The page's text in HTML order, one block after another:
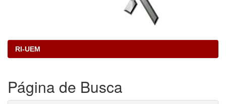
RI-UEM
Página de Busca